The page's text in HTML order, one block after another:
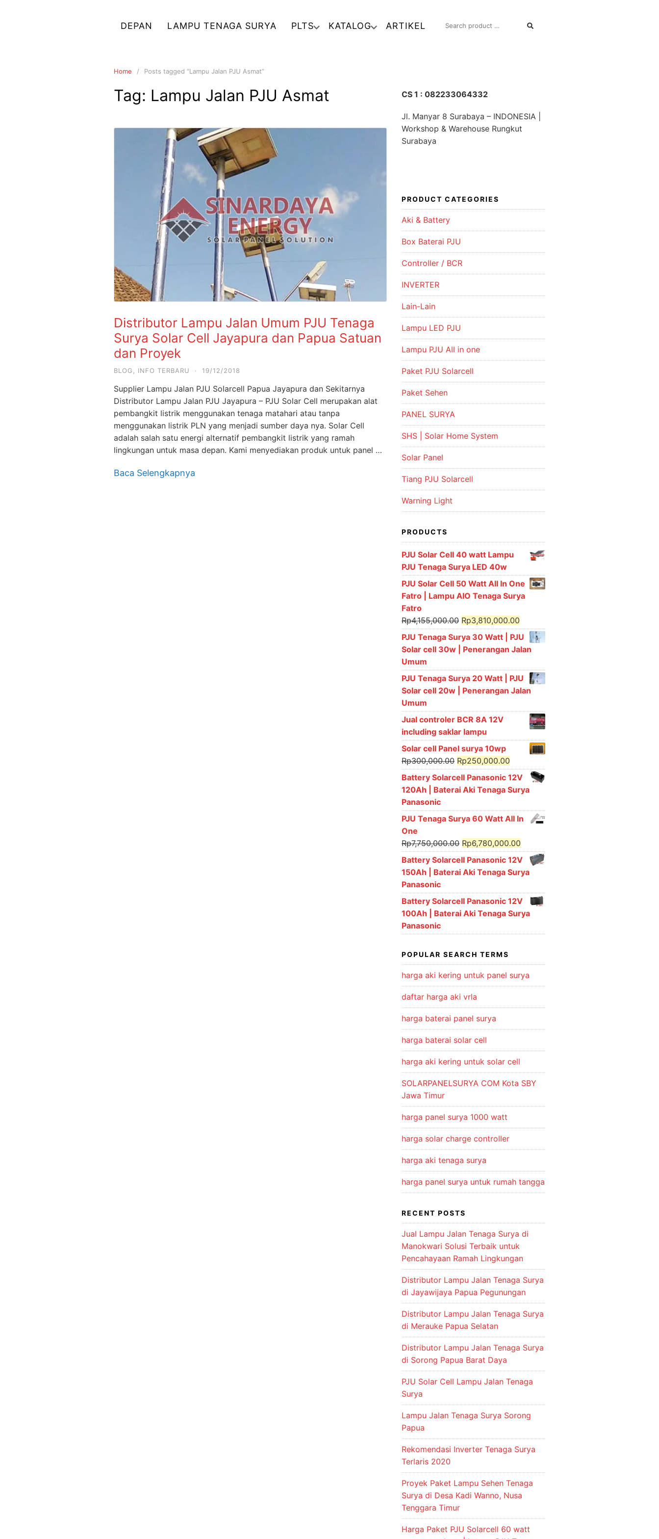
DEPAN LAMPU TENAGA SURYA PLTS KATALOG ARTIKEL
SEARCH
Home Posts tagged “Lampu Jalan PJU Asmat”
Tag: Lampu Jalan PJU Asmat
Distributor Lampu Jalan Umum PJU Tenaga
Surya Solar Cell Jayapura dan Papua Satuan
dan Proyek
BLOG INFO TERBARU · 19/12/2018
Supplier Lampu Jalan PJU Solarcell Papua Jayapura dan Sekitarnya
Distributor Lampu Jalan PJU Jayapura – PJU Solar Cell merupakan alat
pembangkit listrik menggunakan tenaga matahari atau tanpa
menggunakan listrik PLN yang menjadi sumber daya nya. Solar Cell
adalah salah satu energi alternatif pembangkit listrik yang ramah
lingkungan untuk masa depan. Kami menyediakan produk untuk panel …
Baca Selengkapnya
CS 1 : 082233064332
Jl. Manyar 8 Surabaya – INDONESIA |
Workshop & Warehouse Rungkut
Surabaya
PRODUCT CATEGORIES
Aki & Battery
Box Baterai PJU
Controller / BCR
INVERTER
Lain-Lain
Lampu LED PJU
Lampu PJU All in one
Paket PJU Solarcell
Paket Sehen
PANEL SURYA
SHS | Solar Home System
Solar Panel
Tiang PJU Solarcell
Warning Light
PRODUCTS
PJU Solar Cell 40 watt Lampu
PJU Tenaga Surya LED 40w
PJU Solar Cell 50 Watt All In One
Fatro | Lampu AIO Tenaga Surya
Fatro
Rp4,155,000.00 Original
price
was:
Rp4,155,000.00.
Rp3,810,000.00
price
is:
PJU Tenaga Surya 30 Watt | PJU
Solar cell 30w | Penerangan Jalan
Umum
PJU Tenaga Surya 20 Watt | PJU
Solar cell 20w | Penerangan Jalan
Umum
Jual controler BCR 8A 12V
including saklar lampu
Solar cell Panel surya 10wp
Rp300,000.00 Original
price
was:
Rp300,000.00.
Rp250,000.00
price
is:
Rp250,000.00.
Battery Solarcell Panasonic 12V
120Ah | Baterai Aki Tenaga Surya
Panasonic
PJU Tenaga Surya 60 Watt All In
One
Rp7,750,000.00 Original
price
was:
Rp7,750,000.00.
Rp6,780,000.00
price
Rp6,780,000.00.
Battery Solarcell Panasonic 12V
150Ah | Baterai Aki Tenaga Surya
Panasonic
Battery Solarcell Panasonic 12V
100Ah | Baterai Aki Tenaga Surya
Panasonic
POPULAR SEARCH TERMS
harga aki kering untuk panel surya
daftar harga aki vrla
harga baterai panel surya
harga baterai solar cell
harga aki kering untuk solar cell
SOLARPANELSURYA COM Kota SBY
Jawa Timur
harga panel surya 1000 watt
harga solar charge controller
harga aki tenaga surya
harga panel surya untuk rumah tangga
RECENT POSTS
Jual Lampu Jalan Tenaga Surya di
Manokwari Solusi Terbaik untuk
Pencahayaan Ramah Lingkungan
Distributor Lampu Jalan Tenaga Surya
di Jayawijaya Papua Pegunungan
Distributor Lampu Jalan Tenaga Surya
di Merauke Papua Selatan
Distributor Lampu Jalan Tenaga Surya
di Sorong Papua Barat Daya
PJU Solar Cell Lampu Jalan Tenaga
Surya
Lampu Jalan Tenaga Surya Sorong
Papua
Rekomendasi Inverter Tenaga Surya
Terlaris 2020
Proyek Paket Lampu Sehen Tenaga
Surya di Desa Kadi Wanno, Nusa
Tenggara Timur
Harga Paket PJU Solarcell 60 watt